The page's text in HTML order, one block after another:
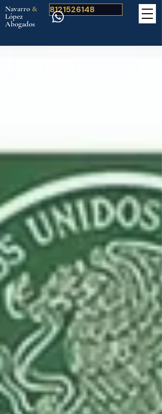
Navarro &
López
Abogados
8121526148